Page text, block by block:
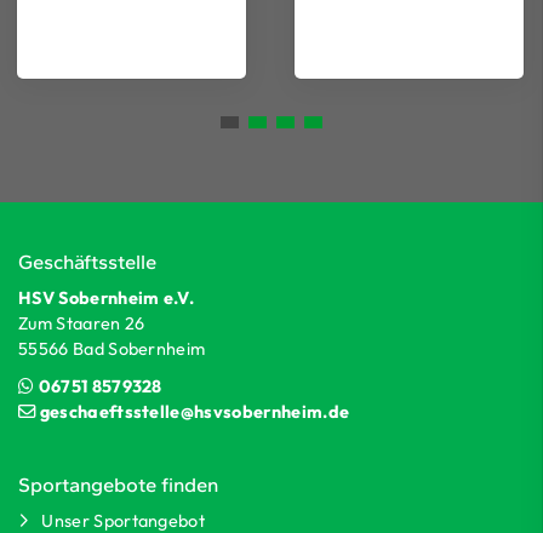
Geschäftsstelle
HSV Sobernheim e.V.
Zum Staaren 26
55566 Bad Sobernheim
06751 8579328
geschaeftsstelle@hsvsobernheim.de
Sportangebote finden
Unser Sportangebot